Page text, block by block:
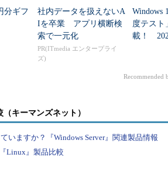
分ギフ
社内データを扱えないA
Iを卒業 アプリ横断検
索で一元化
PR(ITmedia エンタープライ
ズ)
Windows
度テスト
載！
Recommended
キーマンズネット）
いますか？『Windows Server』関連製品情報
Linux』製品比較